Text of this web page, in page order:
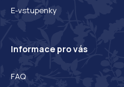
E-vstupenky
Informace pro vás
FAQ